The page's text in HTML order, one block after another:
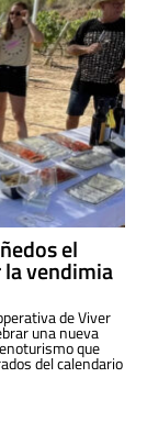
el
vendimia
de Viver
una nueva
que
del calendario